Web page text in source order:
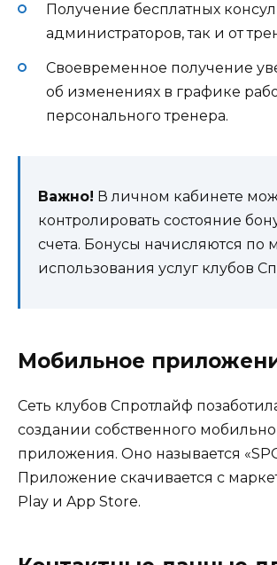
Получение бесплатных
администраторов, так и от
Своевременное получение
об изменениях в графике
персонального тренера.
Важно! В личном кабинете
контролировать состояние
счета. Бонусы начисляются по
использования услуг клубов
Мобильное
Сеть клубов Спротлайф
создании собственного
приложения. Оно называется
Приложение скачивается с
Play и App Store.